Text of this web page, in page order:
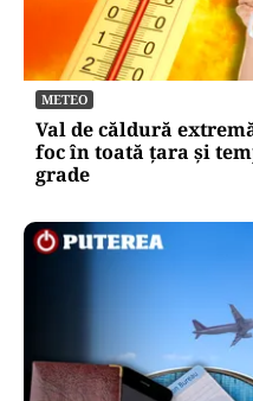
METEO
Val de căldură
foc în toată țara și
grade